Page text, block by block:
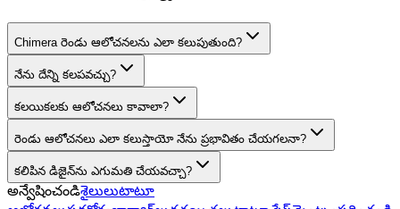
Chimera రెండు ఆలోచనలను ఎలా కలుపుతుంది?
నేను దేన్ని కలపవచ్చు?
కలయికలకు ఆలోచనలు కావాలా?
రెండు ఆలోచనలు ఎలా కలుస్తాయో నేను ప్రభావితం చేయగలనా?
కలిపిన డిజైన్‌ను ఎగుమతి చేయవచ్చా?
అన్వేషించండిశైలులుటాటూ